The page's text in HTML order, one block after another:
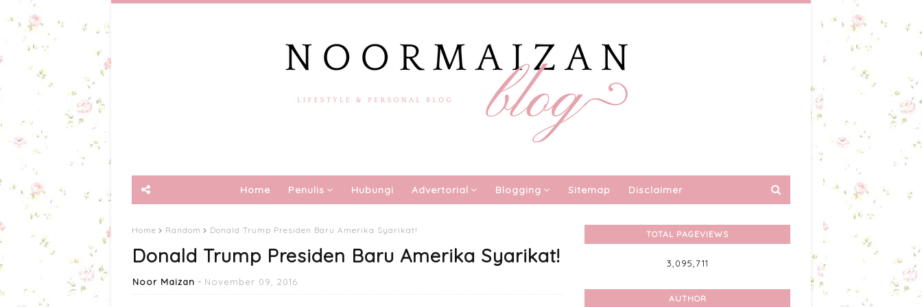
Home Penulis Hubungi Advertorial Blogging Sitemap Disclaimer
Home Random Donald Trump Presiden Baru Amerika Syarikat!
Donald Trump Presiden Baru Amerika Syarikat!
Noor Maizan November 09, 2016
TOTAL PAGEVIEWS
3,095,711
AUTHOR